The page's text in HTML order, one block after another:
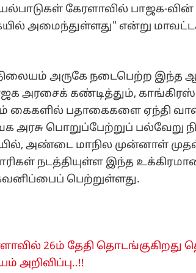
கேரளாவில் பாஜக-
அமைந்துள்ளது" என்று
நிலையம் அருகே நடைபெற்ற இந்த
அரசைக் கண்டித்தும்,
கைகளில் பதாகைகளை ஏந்தி
அரசு பொறுப்பேற்றுப் பல்வேறு
அண்டை மாநில முன்னாள்
நடத்தியுள்ள இந்த
பெற்றுள்ளது.
26ம் தேதி தொடங்குகிறது
அறிவிப்பு..!!